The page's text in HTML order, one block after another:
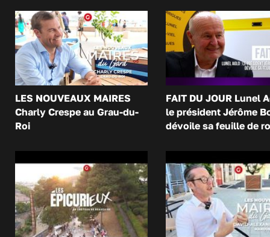
LES NOUVEAUX MAIRES
Charly Crespe au Grau-du-
Roi
FAIT DU JOUR Lunel
le président Jérôme
dévoile sa feuille de